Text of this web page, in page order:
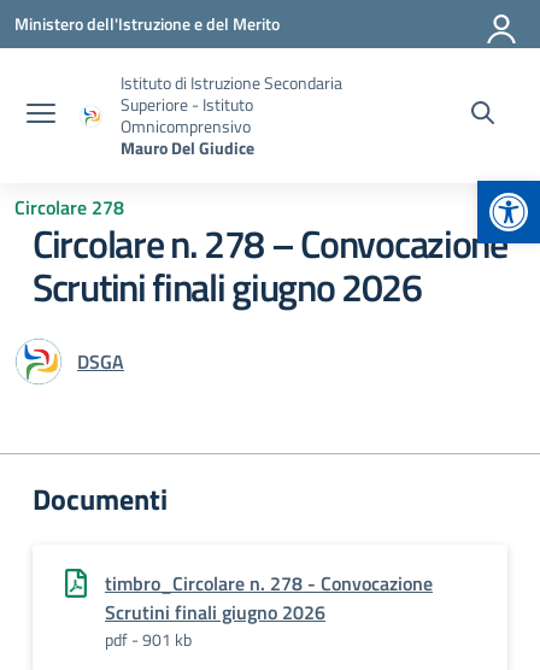
Vai ai contenuti
Vai al menu di navigazione
Vai al footer
Ministero dell'Istruzione e del Merito
Istituto di Istruzione Secondaria
Superiore - Istituto
Omnicomprensivo
Mauro Del Giudice
Circolare 278
Circolare n. 278 – Convocazione
Scrutini finali giugno 2026
DSGA
Documenti
timbro_Circolare n. 278 - Convocazione
Scrutini finali giugno 2026
pdf - 901 kb